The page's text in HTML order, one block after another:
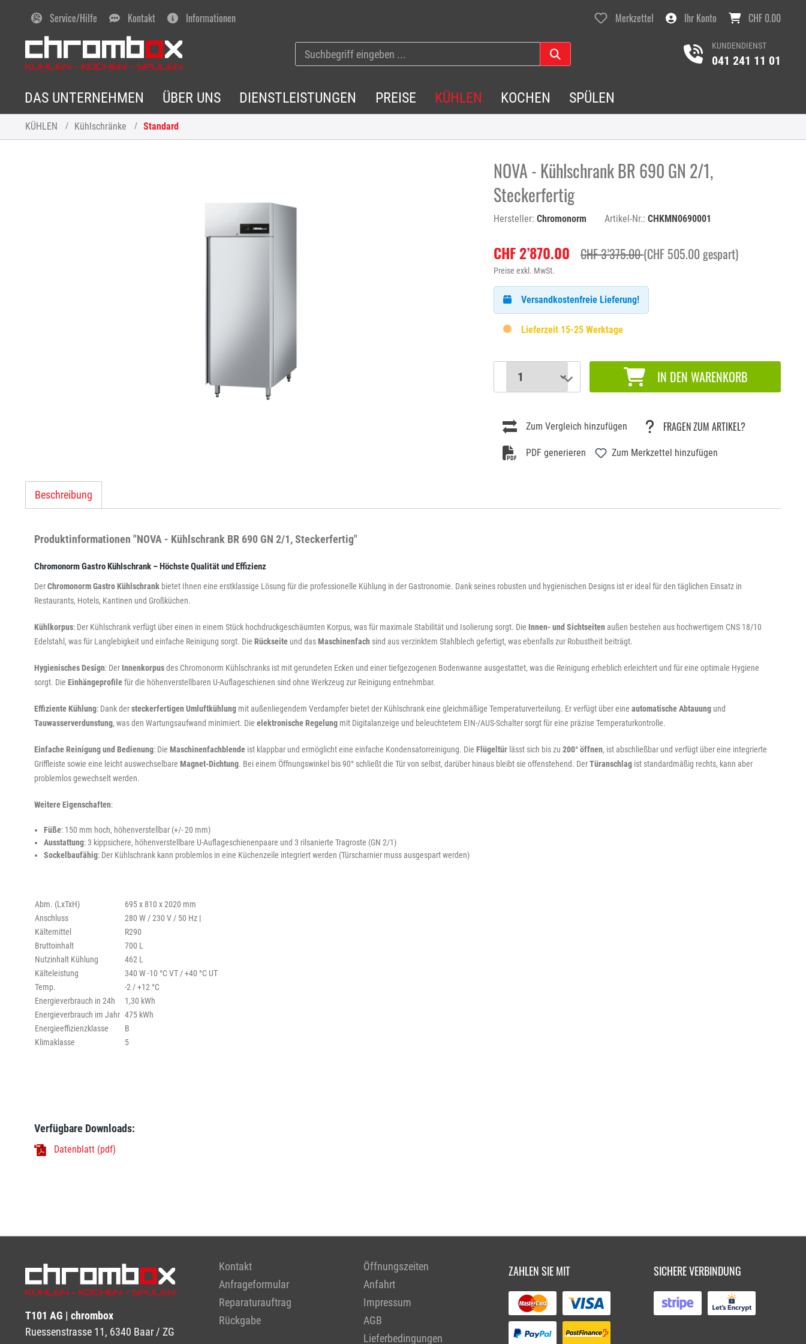
Service/Hilfe Kontakt Informationen Merkzettel Ihr Konto CHF 0.00
KUNDENDIENST
041 241 11 01
DAS UNTERNEHMEN ÜBER UNS DIENSTLEISTUNGEN PREISE KÜHLEN KOCHEN SPÜLEN
KÜHLEN Kühlschränke Standard
NOVA - Kühlschrank BR 690 GN 2/1,
Steckerfertig
Hersteller:Chromonorm Artikel-Nr.:CHKMN0690001
CHF 2’870.00 CHF 3’375.00(CHF 505.00 gespart)
Preise exkl. MwSt.
Versandkostenfreie Lieferung!
Lieferzeit 15-25 Werktage
IN DEN WARENKORB
Zum Vergleich hinzufügen FRAGEN ZUM ARTIKEL?
PDF generieren Zum Merkzettel hinzufügen
Verfügbare Downloads:
Datenblatt (pdf)
Beschreibung
Produktinformationen "NOVA - Kühlschrank BR 690 GN 2/1, Steckerfertig"
Chromonorm Gastro Kühlschrank – Höchste Qualität und Effizienz
DerChromonorm Gastro Kühlschrank bietet Ihnen eine erstklassige Lösung für die professionelle Kühlung in der Gastronomie. Dank seines robusten und hygienischen Designs ist er ideal für den täglichen Einsatz in
Restaurants, Hotels, Kantinen und Großküchen.
Kühlkorpus: Der Kühlschrank verfügt über einen in einem Stück hochdruckgeschäumten Korpus, was für maximale Stabilität und Isolierung sorgt. Die Innen- und Sichtseitenaußen bestehen aus hochwertigem CNS 18/10
Edelstahl, was für Langlebigkeit und einfache Reinigung sorgt. Die Rückseite und dasMaschinenfach sind aus verzinktem Stahlblech gefertigt, was ebenfalls zur Robustheit beiträgt.
Hygienisches Design: Der Innenkorpusdes Chromonorm Kühlschranks ist mit gerundeten Ecken und einer tiefgezogenen Bodenwanne ausgestattet, was die Reinigung erheblich erleichtert und für eine optimale Hygiene
sorgt. Die Einhängeprofilefür die höhenverstellbaren U-Auflageschienen sind ohne Werkzeug zur Reinigung entnehmbar.
Effiziente Kühlung: Dank dersteckerfertigen Umluftkühlung mit außenliegendem Verdampfer bietet der Kühlschrank eine gleichmäßige Temperaturverteilung. Er verfügt über eine automatische Abtauung und
Tauwasserverdunstung, was den Wartungsaufwand minimiert. Die elektronische Regelung mit Digitalanzeige und beleuchtetem EIN-/AUS-Schalter sorgt für eine präzise Temperaturkontrolle.
Einfache Reinigung und Bedienung: Die Maschinenfachblende ist klappbar und ermöglicht eine einfache Kondensatorreinigung. Die Flügeltür lässt sich bis zu 200° öffnen, ist abschließbar und verfügt über eine integrierte
Griffleiste sowie eine leicht auswechselbare Magnet-Dichtung. Bei einem Öffnungswinkel bis 90° schließt die Tür von selbst, darüber hinaus bleibt sie offenstehend. DerTüranschlag ist standardmäßig rechts, kann aber
problemlos gewechselt werden.
Weitere Eigenschaften:
Füße: 150 mm hoch, höhenverstellbar (+/- 20 mm)
Ausstattung: 3 kippsichere, höhenverstellbare U-Auflageschienenpaare und 3 rilsanierte Tragroste (GN 2/1)
Sockelbaufähig: Der Kühlschrank kann problemlos in eine Küchenzeile integriert werden (Türscharnier muss ausgespart werden)
Abm. (LxTxH)
695 x 810 x 2020 mm
Anschluss
280 W / 230 V / 50 Hz |
Kältemittel
R290
Bruttoinhalt
700 L
Nutzinhalt Kühlung
462 L
Kälteleistung
340 W -10 °C VT / +40 °C UT
Temp.
-2 / +12 °C
Energieverbrauch in 24h
1,30 kWh
Energieverbrauch im Jahr 475 kWh
Energieeffizienzklasse
B
Klimaklasse
5
T101 AG | chrombox
Ruessenstrasse 11, 6340 Baar / ZG
Kontakt
Anfrageformular
Reparaturauftrag
Rückgabe
Öffnungszeiten
Anfahrt
Impressum
AGB
Lieferbedingungen
ZAHLEN SIE MIT SICHERE VERBINDUNG